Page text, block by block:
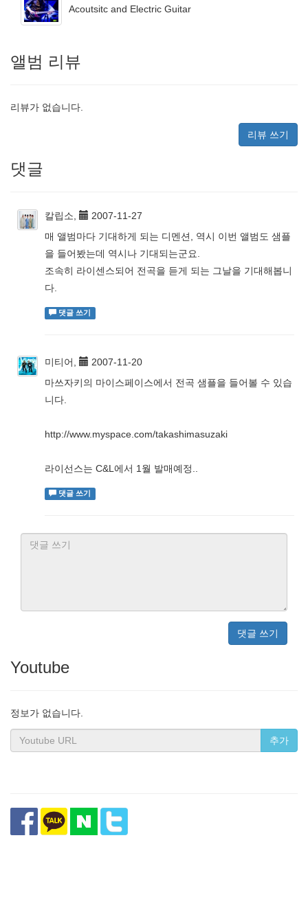
Acoutsitc and Electric Guitar
앨범 리뷰
리뷰가 없습니다.
리뷰 쓰기
댓글
칼립소,
2007-11-27
매 앨범마다 기대하게 되는 디멘션, 역시 이번 앨범도 샘플
을 들어봤는데 역시나 기대되는군요.
조속히 라이센스되어 전곡을 듣게 되는 그날을 기대해봅니
다.
댓글 쓰기
미티어,
2007-11-20
마쓰자키의 마이스페이스에서 전곡 샘플을 들어볼 수 있습
니다.
http://www.myspace.com/takashimasuzaki
라이선스는 C&L에서 1월 발매예정..
댓글 쓰기
댓글 쓰기
Youtube
정보가 없습니다.
추가